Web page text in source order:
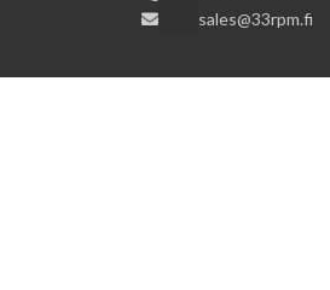
sales@33rpm.fi